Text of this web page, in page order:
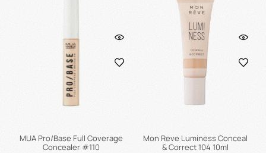
MUA Pro/Base Full Coverage
Concealer #110
Mon Reve Luminess Conceal
& Correct 104 10ml